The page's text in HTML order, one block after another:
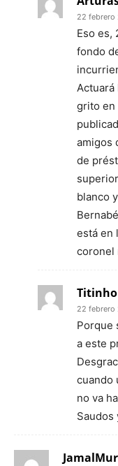
22 febrero
Eso es,
fondo
Actuará
grito en
amigos
de
blanco
está en
coronel
Titinho
22 febrero
Porque
a este
cuando
no va
Saudos